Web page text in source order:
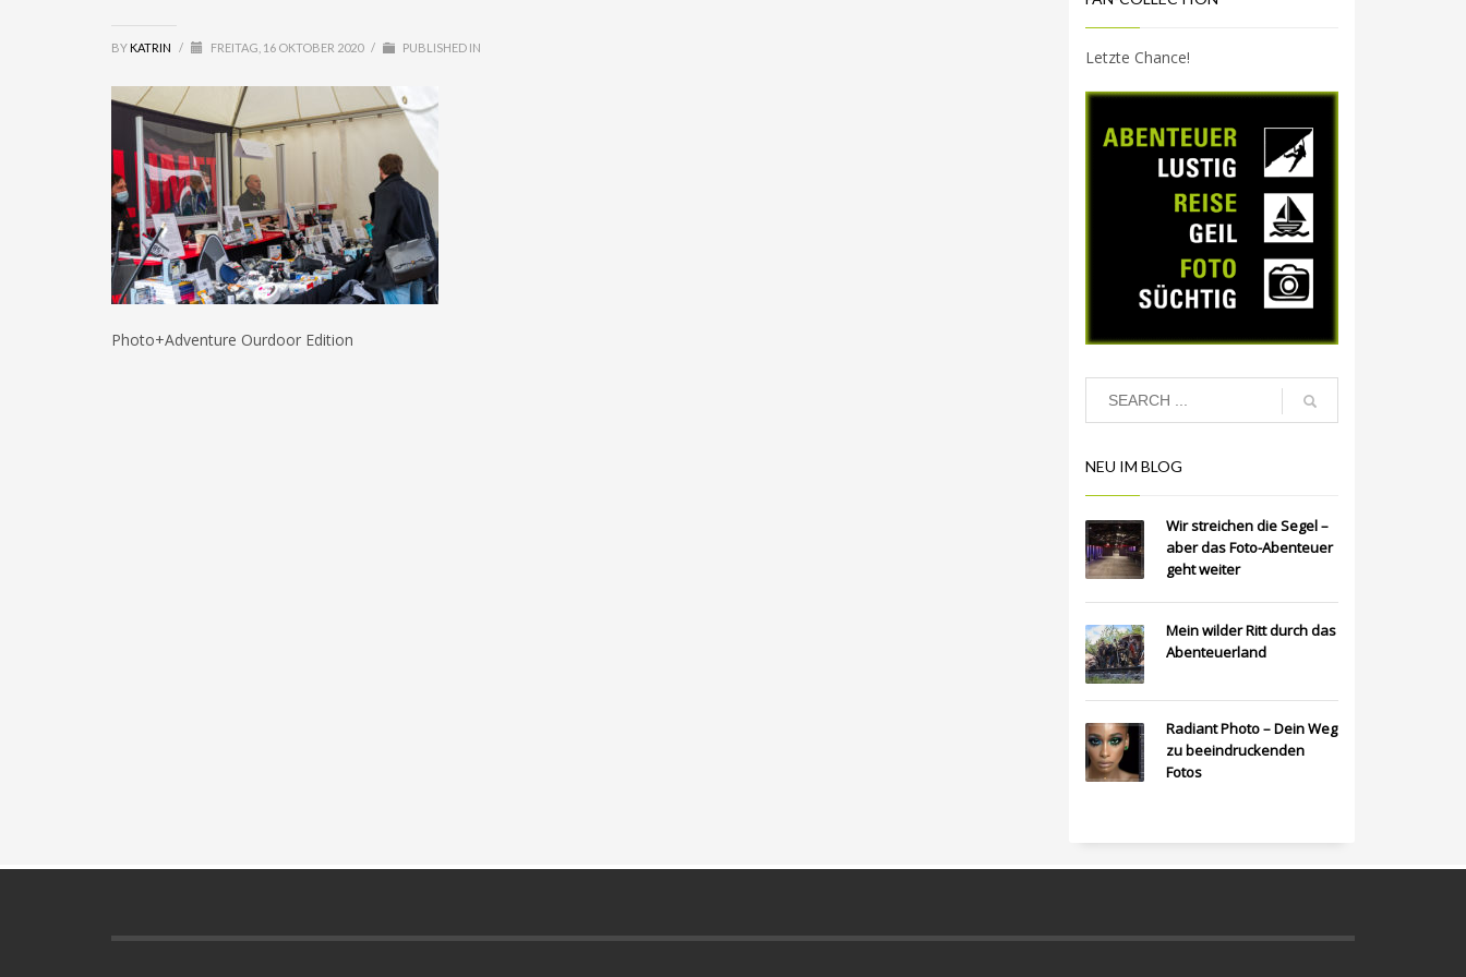
BY KATRIN / FREITAG, 16 OKTOBER 2020 / PUBLISHED IN
Photo+Adventure Ourdoor Edition
Letzte Chance!
NEU IM BLOG
Wir streichen die Segel –
aber das Foto-Abenteuer
geht weiter
Mein wilder Ritt durch das
Abenteuerland
Radiant Photo – Dein Weg
zu beeindruckenden
Fotos